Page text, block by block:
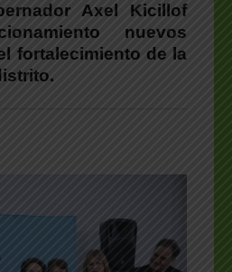
Axel Kicillof
nuevos
fortalecimiento de la